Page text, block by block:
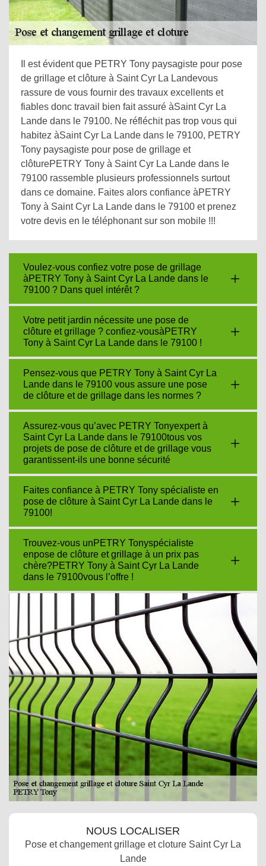
Il est évident que PETRY Tony paysagiste pour pose
de grillage et clôture à Saint Cyr La Landevous
rassure de vous fournir des travaux excellents et
fiables donc travail bien fait assuré àSaint Cyr La
Lande dans le 79100. Ne réfléchit pas trop vous qui
habitez àSaint Cyr La Lande dans le 79100, PETRY
Tony paysagiste pour pose de grillage et
clôturePETRY Tony à Saint Cyr La Lande dans le
79100 rassemble plusieurs professionnels surtout
dans ce domaine. Faites alors confiance àPETRY
Tony à Saint Cyr La Lande dans le 79100 et prenez
votre devis en le téléphonant sur son mobile !!!
Voulez-vous confiez votre pose de grillage
àPETRY Tony à Saint Cyr La Lande dans le
79100 ? Dans quel intérêt ?
Votre petit jardin nécessite une pose de
clôture et grillage ? confiez-vousàPETRY
Tony à Saint Cyr La Lande dans le 79100 !
Pensez-vous que PETRY Tony à Saint Cyr La
Lande dans le 79100 vous assure une pose
de clôture et de grillage dans les normes ?
Assurez-vous qu’avec PETRY Tonyexpert à
Saint Cyr La Lande dans le 79100tous vos
projets de pose de clôture et de grillage vous
garantissent-ils une bonne sécurité
Faites confiance à PETRY Tony spécialiste en
pose de clôture à Saint Cyr La Lande dans le
79100!
Trouvez-vous unPETRY Tonyspécialiste
enpose de clôture et grillage à un prix pas
chère?PETRY Tony à Saint Cyr La Lande
dans le 79100vous l’offre !
NOUS LOCALISER
Pose et changement grillage et cloture Saint Cyr La
Lande